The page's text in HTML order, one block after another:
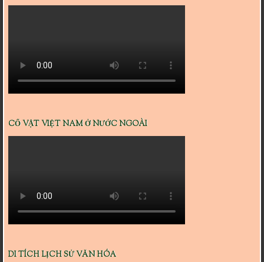
CỔ VẬT VIỆT NAM Ở NƯỚC NGOÀI
DI TÍCH LỊCH SỬ VĂN HÓA